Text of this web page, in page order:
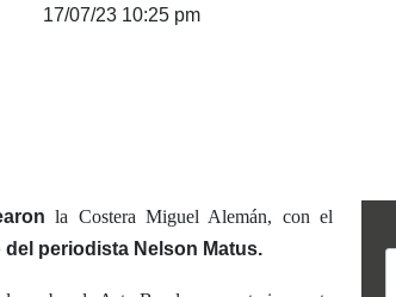
17/07/23 10:25 pm
la Costera Miguel Alemán, con el
periodista Nelson Matus.